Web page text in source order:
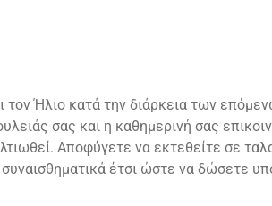
Ήλιο κατά την διάρκεια των
σας και η καθημερινή σας
Αποφύγετε να εκτεθείτε σε
έτσι ώστε να δώσετε